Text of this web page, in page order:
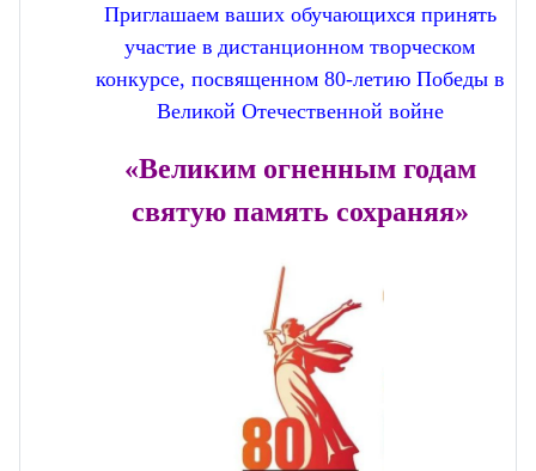
Приглашаем ваших обучающихся принять
участие в дистанционном творческом
конкурсе, посвященном 80-летию Победы в
Великой Отечественной войне
«Великим огненным годам
святую память сохраняя»